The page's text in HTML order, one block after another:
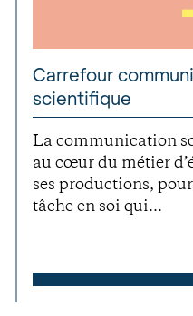
Carrefour
scientifique
La communication
au cœur du métier
ses productions,
tâche en soi qui...